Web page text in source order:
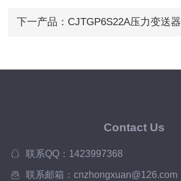
下一产品： CJTGP6S22A压力变送器
Contact Us
联系QQ：1423997368
联系邮箱：cnzhongxuan@126.com